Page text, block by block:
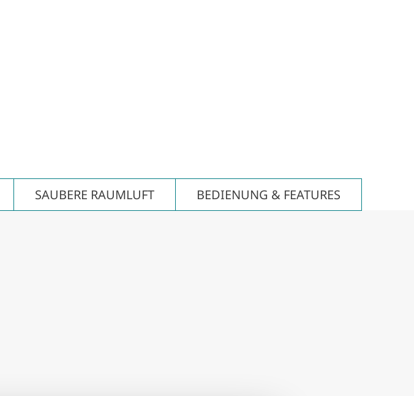
SAUBERE RAUMLUFT BEDIENUNG & FEATURES